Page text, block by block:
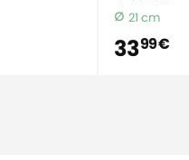
21 cm
3399 €